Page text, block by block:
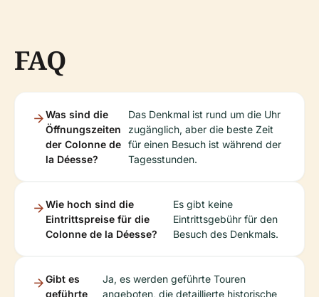
FAQ
Was sind die
Öffnungszeiten
der Colonne de
la Déesse?
Das Denkmal ist rund um die Uhr
zugänglich, aber die beste Zeit
für einen Besuch ist während der
Tagesstunden.
Wie hoch sind die
Eintrittspreise für die
Colonne de la Déesse?
Es gibt keine
Eintrittsgebühr für den
Besuch des Denkmals.
Gibt es
geführte
Ja, es werden geführte Touren
angeboten, die detaillierte historische